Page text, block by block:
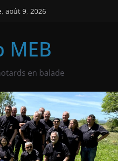
août 9, 2026
MEB
en balade